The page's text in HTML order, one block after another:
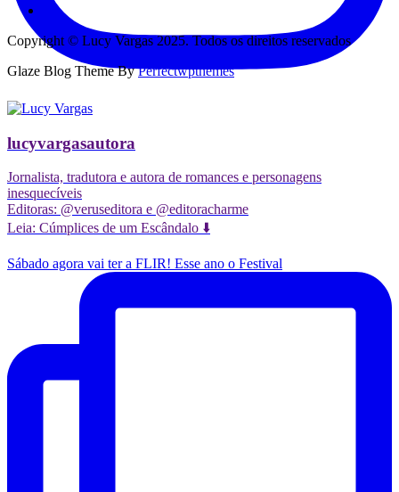
lucyvargasautora
Jornalista, tradutora e autora de romances e personagens
inesquecíveis
Editoras: @veruseditora e @editoracharme
Leia: Cúmplices de um Escândalo ⬇️
Sábado agora vai ter a FLIR! Esse ano o Festival
Copyright © Lucy Vargas 2025. Todos os direitos reservados
Glaze Blog Theme ByPerfectwpthemes